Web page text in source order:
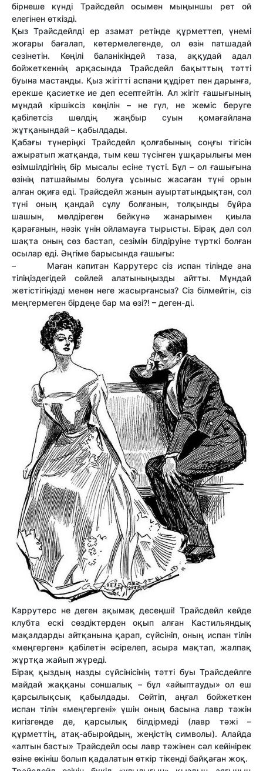
бірнеше күнді Трайсдейл осымен мыңыншы рет ой
елегінен өткізді.
Қыз Трайсдейлді ер азамат ретінде құрметтеп, үнемі
жоғары бағалап, көтермелегенде, ол өзін патшадай
сезінетін. Көңілі баланікіндей таза, аққудай адал
бойжеткеннің арқасында Трайсдейл бақыттың тәтті
буына мастанды. Қыз жігітті аспани құдірет пен дарынға,
ерекше қасиетке ие деп есептейтін. Ал жігіт ғашығының
мұндай кіршіксіз көңілін – не гүл, не жеміс беруге
қабілетсіз шөлдің жаңбыр суын қомағайлана
жұтқанындай – қабылдады.
Қабағы түнеріңкі Трайсдейл қолғабының соңғы тігісін
ажыратып жатқанда, тым кеш түсінген ұшқарылығы мен
өзімшілдігінің бір мысалы есіне түсті. Бұл – ол ғашығына
өзінің патшайымы болуға ұсыныс жасаған түні орын
алған оқиға еді. Трайсдейл жанын ауыртатындықтан, сол
түні оның қандай сұлу болғанын, толқынды бұйра
шашын, мөлдіреген бейкүнә жанарымен қиыла
қарағанын, нәзік үнін ойламауға тырысты. Бірақ дәл сол
шақта оның сөз бастап, сезімін білдіруіне түрткі болған
осылар еді. Әңгіме барысында ғашығы:
– Маған капитан Каррутерс сіз испан тілінде ана
тіліңіздегідей сөйлей алатыныңызды айтты. Мұндай
жетістігіңізді менен неге жасырғансыз? Сіз білмейтін, сіз
меңгермеген бірдеңе бар ма өзі?! – деген-ді.
Каррутерс не деген ақымақ десеңші! Трайсдейл кейде
клубта ескі сөздіктерден оқып алған Кастильяндық
мақалдарды айтқанына қарап, сүйсініп, оның испан тілін
«меңгерген» қабілетін әсірелеп, асыра мақтап, жалпақ
жұртқа жайып жүреді.
Бірақ қыздың назды сүйсінісінің тәтті буы Трайсдейлге
майдай жаққаны соншалық – бұл «айыптауды» ол еш
қарсылықсық қабылдады. Сөйтіп, аңғал бойжеткен
испан тілін «меңгергені» үшін оның басына лавр тәжін
кигізгенде де, қарсылық білдірмеді (лавр тәжі –
құрметтің, атақ-абыройдың, жеңістің символы). Алайда
«алтын басты» Трайсдейл осы лавр тәжінен сәл кейінірек
өзіне өкініш болып қадалатын өткір тікенді байқаған жоқ.